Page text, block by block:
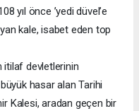
yıl önce ’yedi düvel’e
kale, isabet eden top
itilaf devletlerinin
hasar alan Tarihi
Kalesi, aradan geçen bir